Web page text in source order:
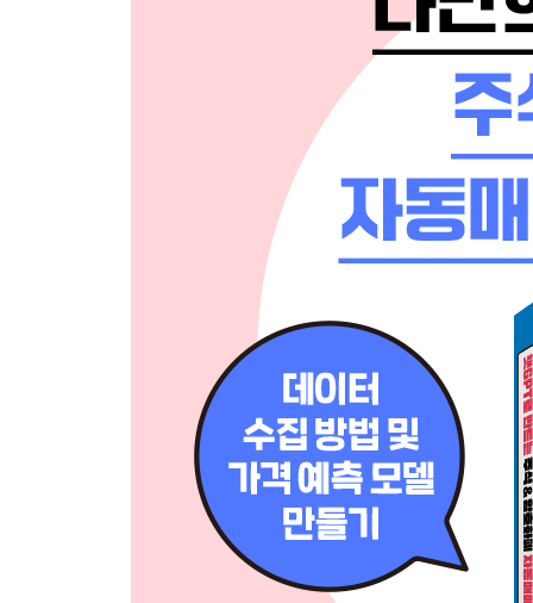
__챗GPT 질문을 통한 결과 코드 125
__챗GPT로 받은 코드 실행해보기 127
__주식 종목 추천 시스템 EXE 파일 만들기 131
5.2 암호화폐 종목 추천 시스템 만들기 134
__시스템 구현 목표 정하기 134
__암호화폐 종목 추천 시스템 UI 만들기 136
__UI 연결 변수를 포함한 챗GPT 질문 만들기 141
__챗GPT 질문을 통한 결과 코드 142
__챗GPT로 받은 코드 실행해보기 144
__암호화폐 종목 추천 시스템 EXE 파일 만들기 146
트레이더와 코딩: 주식, 파생, 채권 중 개인이 수
CHAPTER 06 자동매매 시스템 만들기
6.1 파이썬 32비트 버전 설치하기 156
6.2 증권사 API 사용 방법 162
6.3 주식 자동매매 시스템 개발하기 175
__시스템 구현 목표 정하기 175
__자동매매 시스템 UI 만들기 176